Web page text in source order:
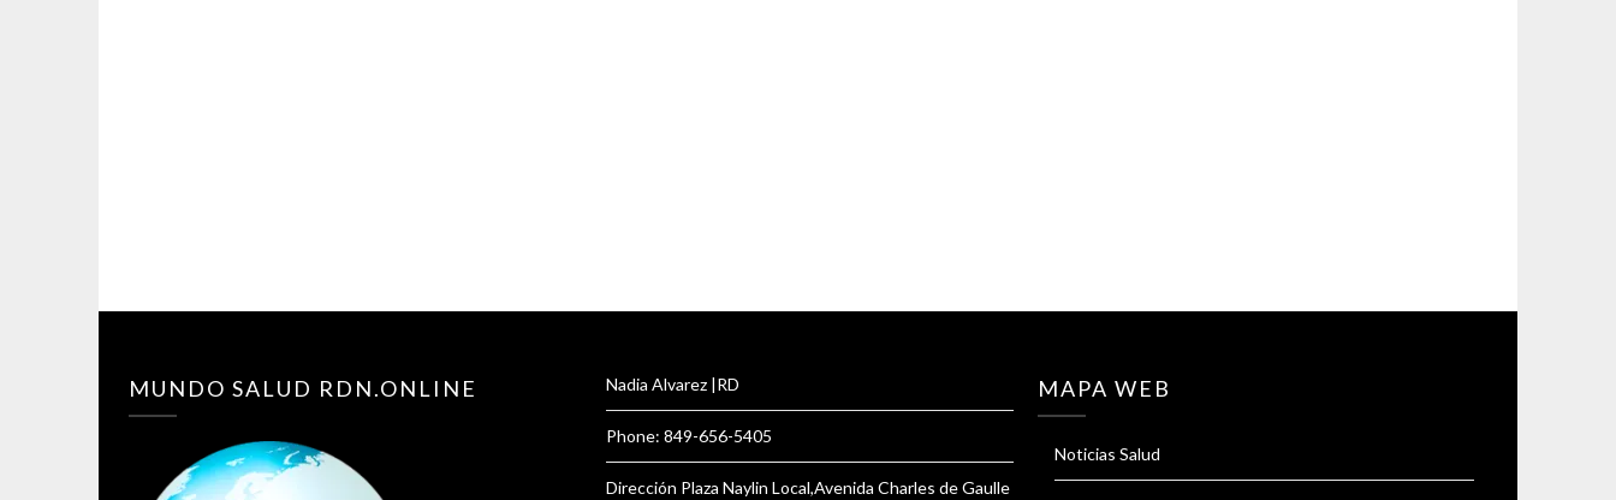
MUNDO SALUD RDN.ONLINE Nadia Alvarez |RD
Phone: 849-656-5405
Dirección Plaza Naylin Local,Avenida Charles de Gaulle
MAPA WEB
Noticias Salud